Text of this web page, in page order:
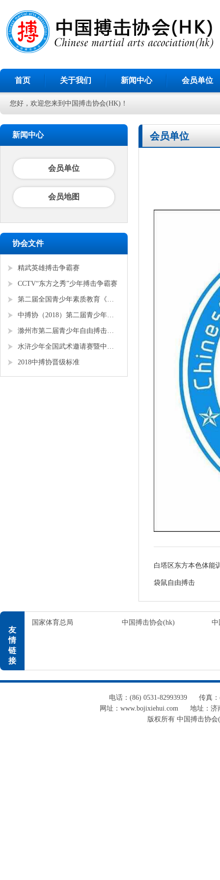
首页 关于我们 新闻中心 会员单位
您好，欢迎您来到中国搏击协会(HK)！
新闻中心
会员单位
会员地图
协会文件
精武英雄搏击争霸赛
CCTV“东方之秀”少年搏击争霸赛
第二届全国青少年素质教育《勇者争锋》搏击锦标赛
中搏协（2018）第二届青少年锦标赛
滁州市第二届青少年自由搏击全国邀请赛
水浒少年全国武术邀请赛暨中搏协青少年搏击锦标赛
2018中搏协晋级标准
会员单位
白塔区东方本色体能
袋鼠自由搏击
友
情
链
接
国家体育总局 中国搏击协会(hk) 中
电话：(86) 0531-82993939
传真
网址：www.bojixiehui.com
地址：济
版权所有 中国搏击协会